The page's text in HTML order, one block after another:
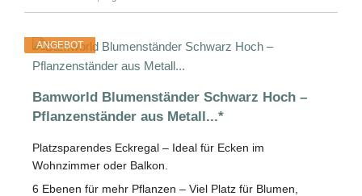
ANGEBOT
Bamworld Blumenständer Schwarz Hoch –
Pflanzenständer aus Metall...*
Platzsparendes Eckregal – Ideal für Ecken im
Wohnzimmer oder Balkon.
6 Ebenen für mehr Pflanzen – Viel Platz für Blumen,